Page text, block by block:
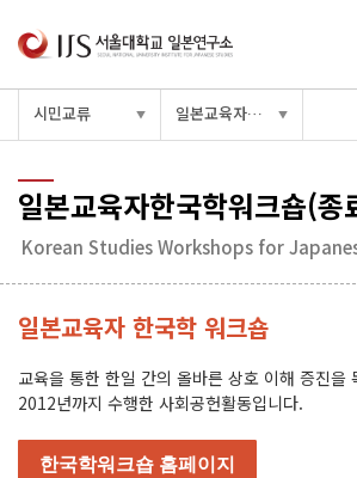
시민교류 ▼ 일본교육자한국학워크숍 ▼
일본교육자한국학워크숍(종
Korean Studies Workshops for
일본교육자 한국학 워크숍
교육을 통한 한일 간의 올바른 상호 이해 증진을
2012년까지 수행한 사회공헌활동입니다.
한국학워크숍 홈페이지